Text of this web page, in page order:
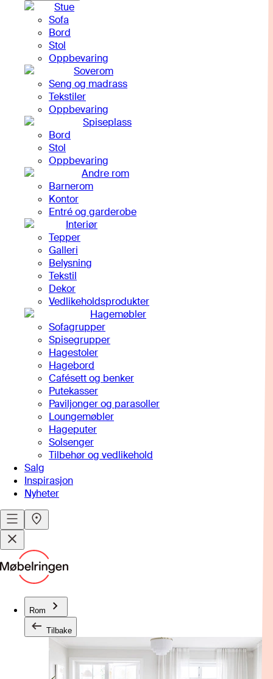
Stue
Sofa
Bord
Stol
Oppbevaring
Soverom
Seng og madrass
Tekstiler
Oppbevaring
Spiseplass
Bord
Stol
Oppbevaring
Andre rom
Barnerom
Kontor
Entré og garderobe
Interiør
Tepper
Galleri
Belysning
Tekstil
Dekor
Vedlikeholdsprodukter
Hagemøbler
Sofagrupper
Spisegrupper
Hagestoler
Hagebord
Cafésett og benker
Putekasser
Paviljonger og parasoller
Loungemøbler
Hageputer
Solsenger
Tilbehør og vedlikehold
Salg
Inspirasjon
Nyheter
Rom
Tilbake